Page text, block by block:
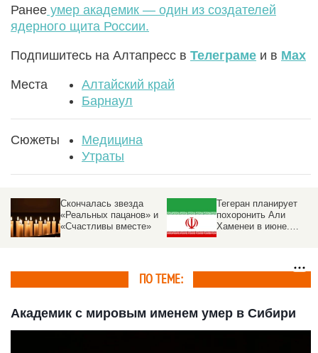
Ранее умер академик — один из создателей
ядерного щита России.
Подпишитесь на Алтапресс в Телеграме и в Max
Места
Алтайский край
Барнаул
Сюжеты
Медицина
Утраты
Скончалась звезда
«Реальных пацанов» и
«Счастливы вместе»
Тегеран планирует
похоронить Али
Хаменеи в июне.
ПО ТЕМЕ:
Академик с мировым именем умер в Сибири